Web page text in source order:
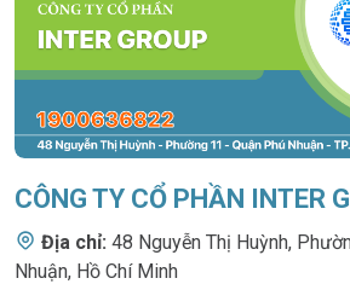
CÔNG TY CỔ PHẦN INTER
Địa chỉ: 48 Nguyễn Thị Huỳnh,
Nhuận, Hồ Chí Minh